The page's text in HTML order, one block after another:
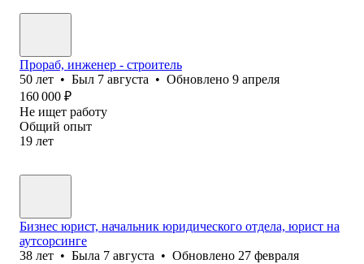
Прораб, инженер - строитель
50 лет • Был 7 августа • Обновлено 9 апреля
160 000 ₽
Не ищет работу
Общий опыт
19 лет
Бизнес юрист, начальник юридического отдела, юрист на
аутсорсинге
38 лет • Была 7 августа • Обновлено 27 февраля